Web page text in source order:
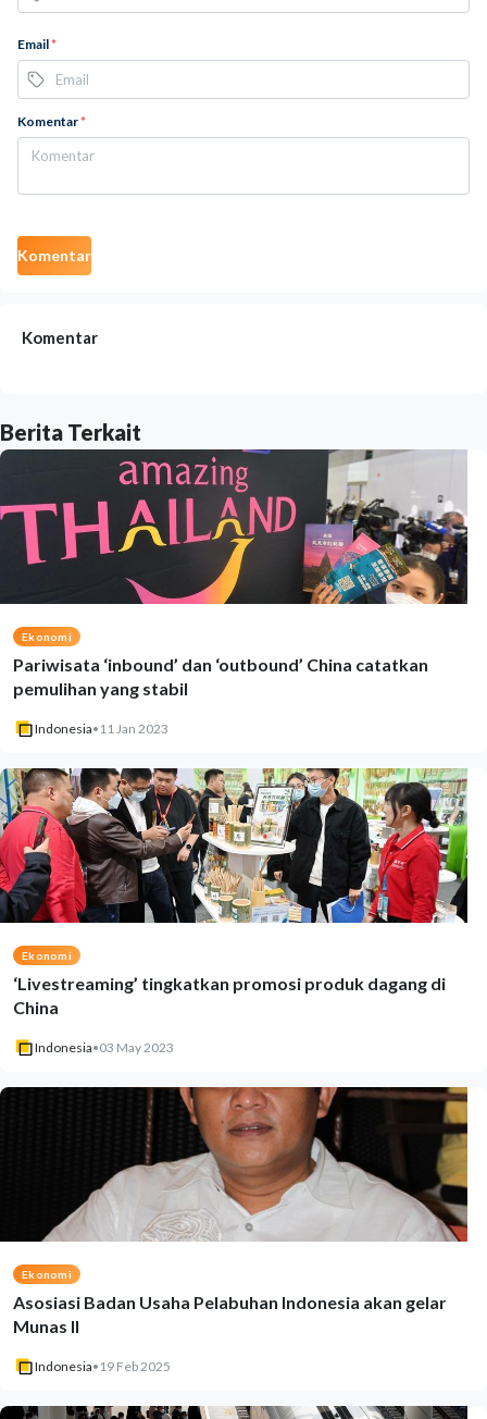
Email*
Komentar*
Komentar
Komentar
Berita Terkait
Ekonomi
Pariwisata ‘inbound’ dan ‘outbound’ China catatkan
pemulihan yang stabil
Indonesia• 11 Jan 2023
Ekonomi
‘Livestreaming’ tingkatkan promosi produk dagang di
China
Indonesia•03 May 2023
Ekonomi
Asosiasi Badan Usaha Pelabuhan Indonesia akan gelar
Munas II
Indonesia• 19 Feb 2025